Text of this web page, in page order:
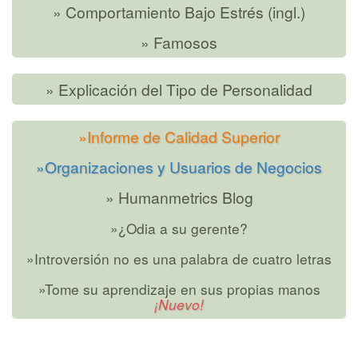
» Comportamiento Bajo Estrés (ingl.)
» Famosos
» Explicación del Tipo de Personalidad
»Informe de Calidad Superior
»Organizaciones y Usuarios de Negocios
» Humanmetrics Blog
»¿Odia a su gerente?
»Introversión no es una palabra de cuatro letras
»Tome su aprendizaje en sus propias manos